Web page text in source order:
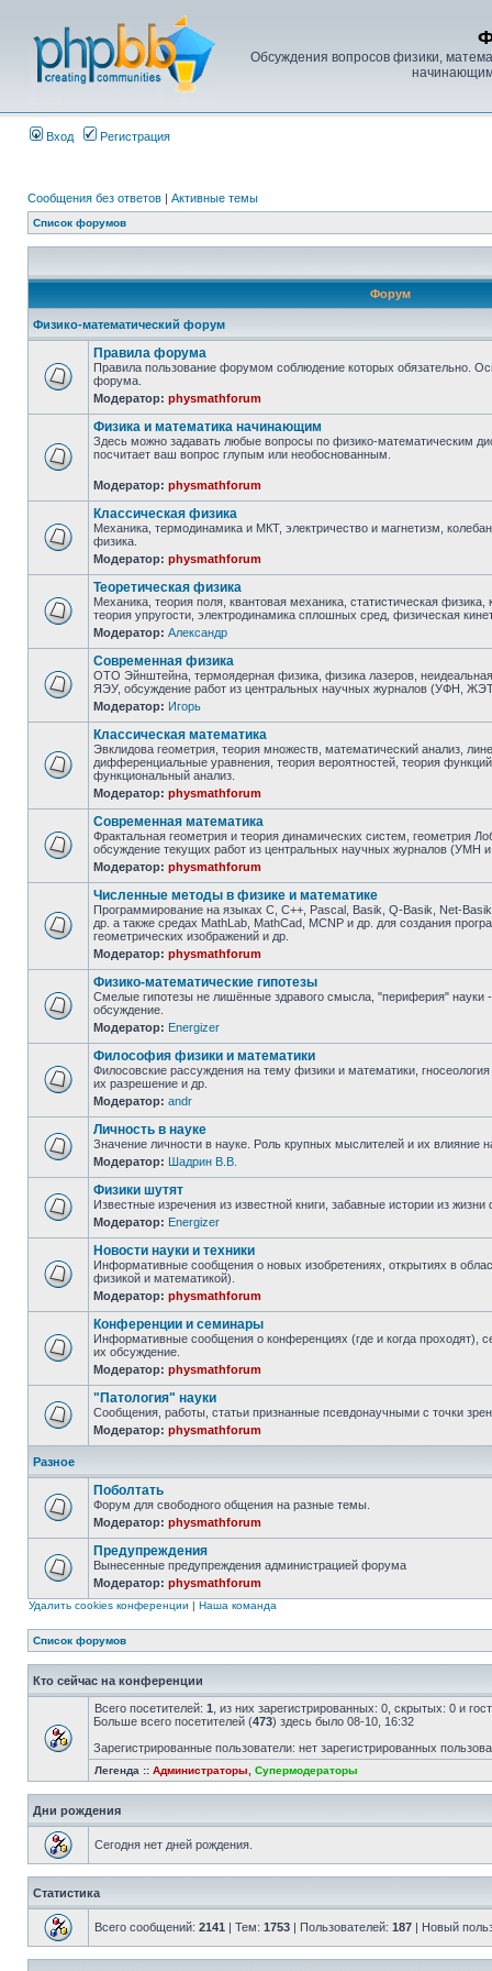
Обсуждения вопросов физики,
Вход Регистрация
Сообщения без ответов | Активные темы
Список форумов
Форум
Физико-математический форум
Правила форума
Правила пользование форумом соблюдение которых обязательно.
форума.
Модератор: physmathforum
Физика и математика начинающим
Здесь можно задавать любые вопросы по физико-математическим
посчитает ваш вопрос глупым или необоснованным.
Модератор: physmathforum
Классическая физика
Механика, термодинамика и МКТ, электричество и магнетизм,
физика.
Модератор: physmathforum
Теоретическая физика
Механика, теория поля, квантовая механика, статистическая
теория упругости, электродинамика сплошных сред, физическая
Модератор: Александр
Современная физика
ОТО Эйнштейна, термоядерная физика, физика лазеров,
ЯЭУ, обсуждение работ из центральных научных журналов (УФН,
Модератор: Игорь
Классическая математика
Эвклидова геометрия, теория множеств, математический анализ,
дифференциальные уравнения, теория вероятностей, теория
функциональный анализ.
Модератор: physmathforum
Современная математика
Фрактальная геометрия и теория динамических систем, геометрия
обсуждение текущих работ из центральных научных журналов (УМН
Модератор: physmathforum
Численные методы в физике и математике
Программирование на языках C, C++, Pascal, Basik, Q-Basik, Net-
др. а также средах MathLab, MathCad, MCNP и др. для создания
геометрических изображений и др.
Модератор: physmathforum
Физико-математические гипотезы
Смелые гипотезы не лишённые здравого смысла, "периферия" науки -
обсуждение.
Модератор: Energizer
Философия физики и математики
Филосовские рассуждения на тему физики и математики,
их разрешение и др.
Модератор: andr
Личность в науке
Значение личности в науке. Роль крупных мыслителей и их влияние
Модератор: Шадрин В.В.
Физики шутят
Известные изречения из известной книги, забавные истории из
Модератор: Energizer
Новости науки и техники
Информативные сообщения о новых изобретениях, открытиях в
физикой и математикой).
Модератор: physmathforum
Конференции и семинары
Информативные сообщения о конференциях (где и когда проходят),
их обсуждение.
Модератор: physmathforum
"Патология" науки
Сообщения, работы, статьи признанные псевдонаучными с точки
Модератор: physmathforum
Разное
Поболтать
Форум для свободного общения на разные темы.
Модератор: physmathforum
Предупреждения
Вынесенные предупреждения администрацией форума
Модератор: physmathforum
Удалить cookies конференции | Наша команда
Список форумов
Кто сейчас на конференции
Всего посетителей: 1 , из них зарегистрированных: 0, скрытых: 0 и
Больше всего посетителей (473) здесь было 08-10, 16:32
Зарегистрированные пользователи: нет зарегистрированных
Легенда :: Администраторы Супермодераторы
Дни рождения
Сегодня нет дней рождения.
Статистика
Всего сообщений: 2141 | Тем: 1753 | Пользователей: 187 | Новый